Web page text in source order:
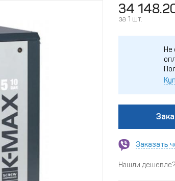
34
за 1 шт.
Не
Заказать
Нашли